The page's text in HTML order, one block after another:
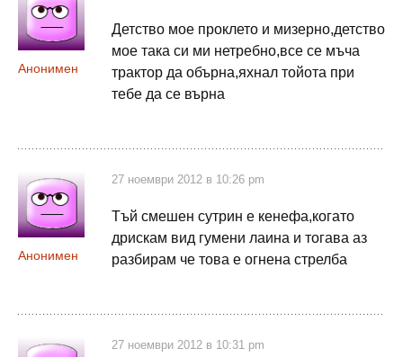
Анонимен
Детство мое проклето и мизерно,детство
мое така си ми нетребно,все се мъча
трактор да обърна,яхнал тойота при
тебе да се върна
Анонимен
27 ноември 2012 в 10:26 pm
Тъй смешен сутрин е кенефа,когато
дрискам вид гумени лаина и тогава аз
разбирам че това е огнена стрелба
27 ноември 2012 в 10:31 pm